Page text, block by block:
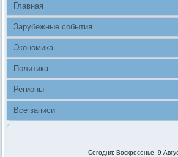
Главная
Зарубежные события
Экономика
Политика
Регионы
Все записи
Сегодня: Воскресенье, 9